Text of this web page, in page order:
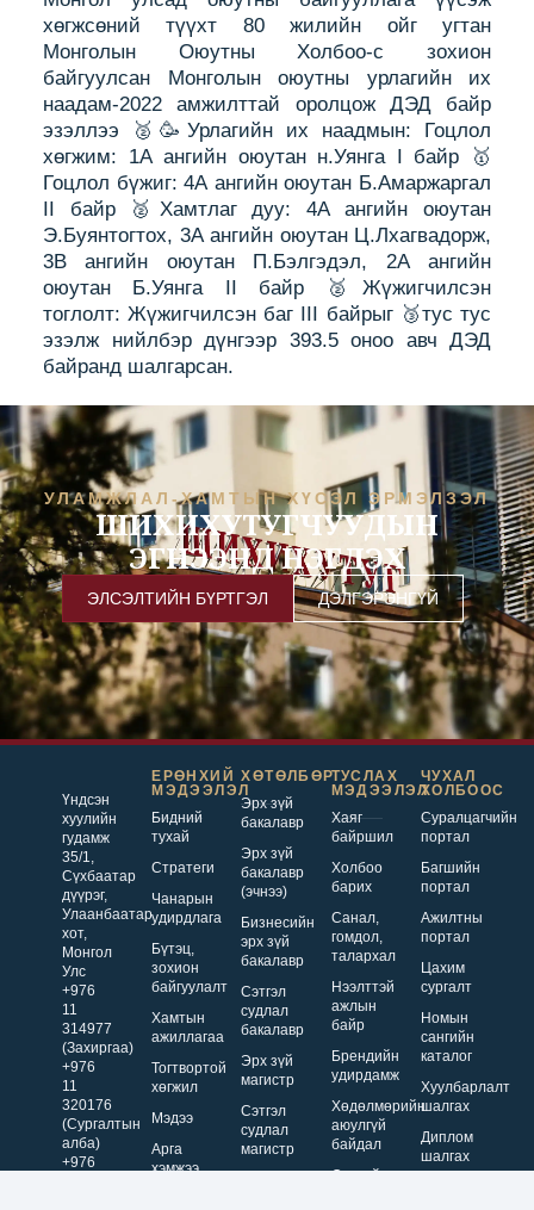
хөгжсөний түүхт 80 жилийн ойг угтан
Монголын Оюутны Холбоо-с зохион
байгуулсан Монголын оюутны урлагийн их
наадам-2022 амжилттай оролцож ДЭД байр
эзэллээ 🥈🥳Урлагийн их наадмын: Гоцлол
хөгжим: 1А ангийн оюутан н.Уянга I байр 🥇
Гоцлол бүжиг: 4А ангийн оюутан Б.Амаржаргал
II байр 🥈Хамтлаг дуу: 4А ангийн оюутан
Э.Буянтогтох, 3А ангийн оюутан Ц.Лхагвадорж,
3В ангийн оюутан П.Бэлгэдэл, 2А ангийн
оюутан Б.Уянга II байр 🥈Жүжигчилсэн
тоглолт: Жүжигчилсэн баг III байрыг 🥉тус тус
эзэлж нийлбэр дүнгээр 393.5 оноо авч ДЭД
байранд шалгарсан.
УЛАМЖЛАЛ-ХАМТЫН ХҮСЭЛ ЭРМЭЛЗЭЛ
ШИХИХУТУГЧУУДЫН
ЭГНЭЭНД НЭГДЭХ
ЭЛСЭЛТИЙН БҮРТГЭЛ ДЭЛГЭРЭНГҮЙ
Үндсэн
хуулийн
гудамж
35/1,
Сүхбаатар
дүүрэг,
Улаанбаатар
хот,
Монгол
Улс
+976
11
314977
(Захиргаа)
+976
11
320176
(Сургалтын
алба)
+976
ЕРӨНХИЙ
МЭДЭЭЛЭЛ
Бидний
тухай
Стратеги
Чанарын
удирдлага
Бүтэц,
зохион
байгуулалт
Хамтын
ажиллагаа
Тогтвортой
хөгжил
Мэдээ
Арга
хэмжээ
ХӨТӨЛБӨР
Эрх зүй
бакалавр
Эрх зүй
бакалавр
(эчнээ)
Бизнесийн
эрх зүй
бакалавр
Сэтгэл
судлал
бакалавр
Эрх зүй
магистр
Сэтгэл
судлал
магистр
ТУСЛАХ
МЭДЭЭЛЭЛ
Хаяг
байршил
Холбоо
барих
Санал,
гомдол,
талархал
Нээлттэй
ажлын
байр
Брендийн
удирдамж
Хөдөлмөрийн
аюулгүй
байдал
Онцгой
ЧУХАЛ
ХОЛБООС
Суралцагчийн
портал
Багшийн
портал
Ажилтны
портал
Цахим
сургалт
Номын
сангийн
каталог
Хуулбарлалт
шалгах
Диплом
шалгах